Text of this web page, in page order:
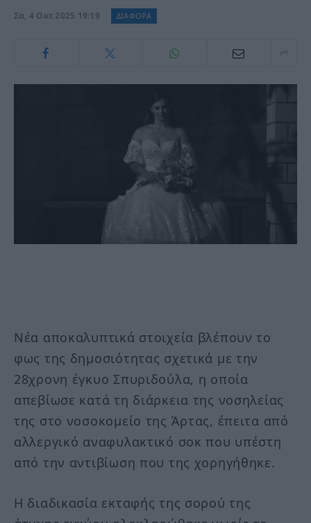
Σα, 4 Οκτ 2025 19:19 ΔΙΑΦΟΡΑ
Νέα αποκαλυπτικά στοιχεία βλέπουν το
φως της δημοσιότητας σχετικά με την
28χρονη έγκυο Σπυριδούλα, η οποία
απεβίωσε κατά τη διάρκεια της νοσηλείας
της στο νοσοκομείο της Άρτας, έπειτα από
αλλεργικό αναφυλακτικό σοκ που υπέστη
από την αντιβίωση που της χορηγήθηκε.
Η διαδικασία εκταφής της σορού της